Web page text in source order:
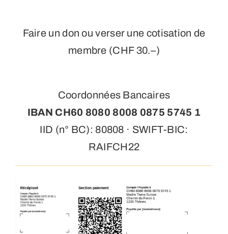
Faire un don ou verser une cotisation de
membre (CHF 30.–)
Coordonnées Bancaires
IBAN CH60 8080 8008 0875 5745 1
IID (n° BC): 80808 · SWIFT-BIC:
RAIFCH22